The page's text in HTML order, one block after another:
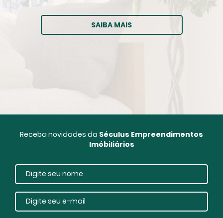
SAIBA MAIS
Receba novidades da Séculus Empreendimentos
Imóbiliários